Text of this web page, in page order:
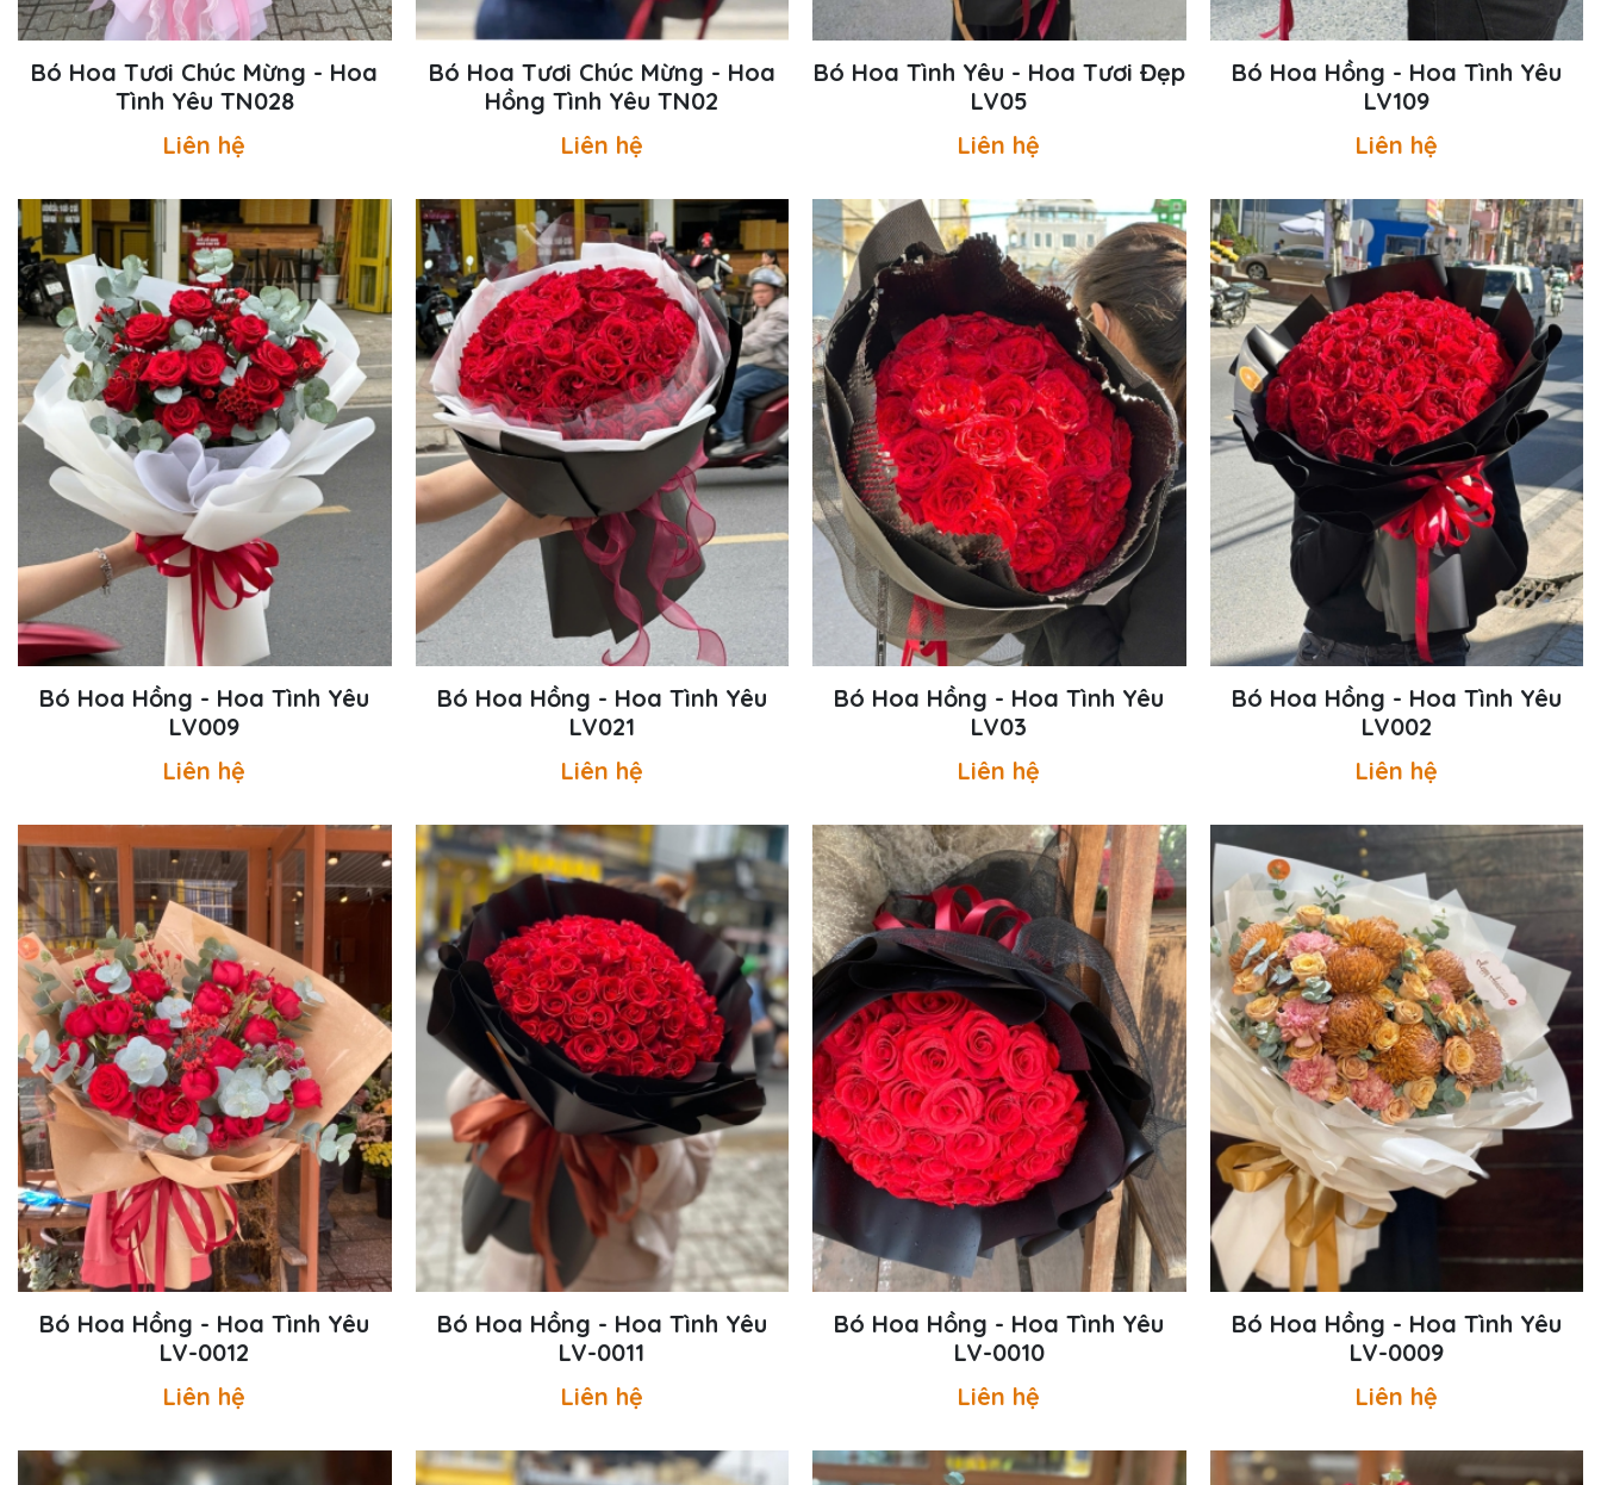
Bó Hoa Tươi Chúc Mừng - Hoa
Tình Yêu TN028
Liên hệ
Bó Hoa Tươi Chúc Mừng - Hoa
Hồng Tình Yêu TN02
Liên hệ
Bó Hoa Tình Yêu - Hoa Tươi Đẹp
LV05
Liên hệ
Bó Hoa Hồng - Hoa Tình Yêu
LV109
Liên hệ
Bó Hoa Hồng - Hoa Tình Yêu
LV009
Liên hệ
Bó Hoa Hồng - Hoa Tình Yêu
LV021
Liên hệ
Bó Hoa Hồng - Hoa Tình Yêu
LV03
Liên hệ
Bó Hoa Hồng - Hoa Tình Yêu
LV002
Liên hệ
Bó Hoa Hồng - Hoa Tình Yêu
LV-0012
Liên hệ
Bó Hoa Hồng - Hoa Tình Yêu
LV-0011
Liên hệ
Bó Hoa Hồng - Hoa Tình Yêu
LV-0010
Liên hệ
Bó Hoa Hồng - Hoa Tình Yêu
LV-0009
Liên hệ